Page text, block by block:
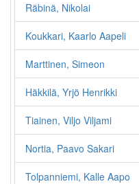
Räbinä, Nikolai
Koukkari, Kaarlo Aapeli
Marttinen, Simeon
Häkkilä, Yrjö Henrikki
Tiainen, Viljo Viljami
Nortia, Paavo Sakari
Tolpanniemi, Kalle Aapo